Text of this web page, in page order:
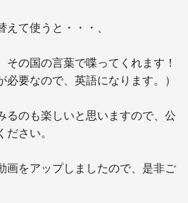
えて使うと・・・、
その国の言葉で喋ってくれます！
必要なので、英語になります。）
るのも楽しいと思いますので、公
ださい。
画をアップしましたので、是非ご